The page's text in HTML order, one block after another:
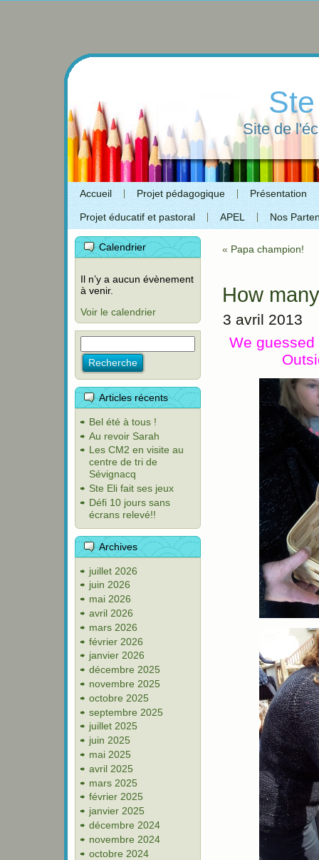
Site de
Accueil Projet pédagogique Présentation
Projet éducatif et pastoral APEL Nos
Calendrier
Il n’y a aucun évènement
à venir.
Voir le calendrier
Articles récents
Bel été à tous !
Au revoir Sarah
Les CM2 en visite au
centre de tri de
Sévignacq
Ste Eli fait ses jeux
Défi 10 jours sans
écrans relevé!!
Archives
juillet 2026
juin 2026
mai 2026
avril 2026
mars 2026
février 2026
janvier 2026
décembre 2025
novembre 2025
octobre 2025
septembre 2025
juillet 2025
juin 2025
mai 2025
avril 2025
mars 2025
février 2025
janvier 2025
décembre 2024
novembre 2024
octobre 2024
« Papa champion!
How
3 avril 2013
We